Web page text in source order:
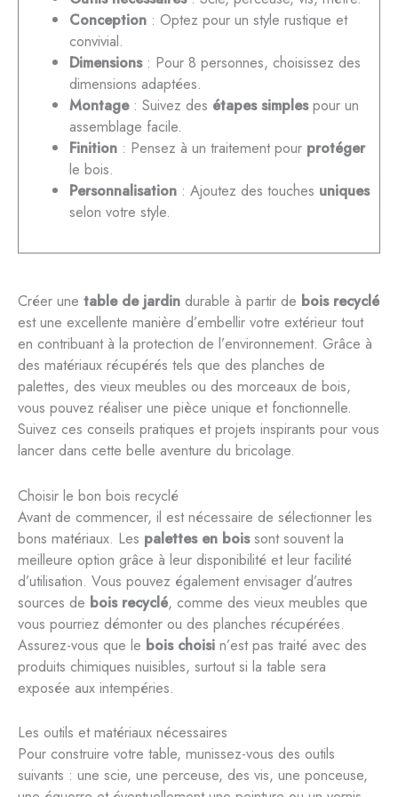
Conception : Optez pour un style rustique et
convivial.
Dimensions: Pour 8 personnes, choisissez des
dimensions adaptées.
Montage: Suivez des étapes simplespour un
assemblage facile.
Finition : Pensez à un traitement pour protéger
le bois.
Personnalisation : Ajoutez des touches uniques
selon votre style.
Créer une table de jardin durable à partir de bois recyclé
est une excellente manière d’embellir votre extérieur tout
en contribuant à la protection de l’environnement. Grâce à
des matériaux récupérés tels que des planches de
palettes, des vieux meubles ou des morceaux de bois,
vous pouvez réaliser une pièce unique et fonctionnelle.
Suivez ces conseils pratiques et projets inspirants pour vous
lancer dans cette belle aventure du bricolage.
Choisir le bon bois recyclé
Avant de commencer, il est nécessaire de sélectionner les
bons matériaux. Les palettes en boissont souvent la
meilleure option grâce à leur disponibilité et leur facilité
d’utilisation. Vous pouvez également envisager d’autres
sources de bois recyclé, comme des vieux meubles que
vous pourriez démonter ou des planches récupérées.
Assurez-vous que le bois choisi n’est pas traité avec des
produits chimiques nuisibles, surtout si la table sera
exposée aux intempéries.
Les outils et matériaux nécessaires
Pour construire votre table, munissez-vous des outils
suivants : une scie, une perceuse, des vis, une ponceuse,